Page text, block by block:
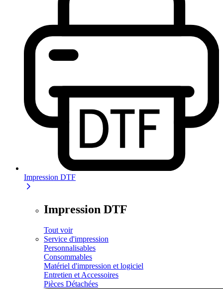
Impression DTF
Impression DTF
Tout voir
Service d'impression
Personnalisables
Consommables
Matériel d'impression et logiciel
Entretien et Accessoires
Pièces Détachées